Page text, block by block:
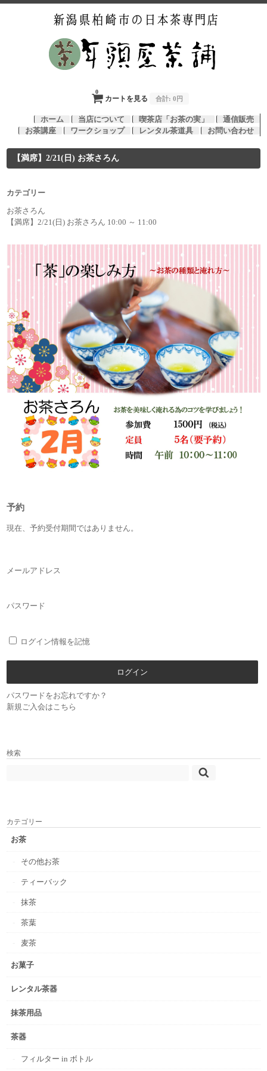
カートを見る
0
合計: 0円
ホーム 当店について 喫茶店「お茶の実」
通信販売
お茶講座
ワークショップ レンタル茶道具 お問い合わせ
【満席】2/21(日) お茶さろん
カテゴリー
お茶さろん
【満席】2/21(日) お茶さろん 10:00 ～ 11:00
予約
現在、予約受付期間ではありません。
メールアドレス
パスワード
ログイン情報を記憶
パスワードをお忘れですか？
新規ご入会はこちら
検索
カテゴリー
お茶
その他お茶
ティーバック
抹茶
茶葉
麦茶
お菓子
レンタル茶器
抹茶用品
茶器
フィルター in ボトル